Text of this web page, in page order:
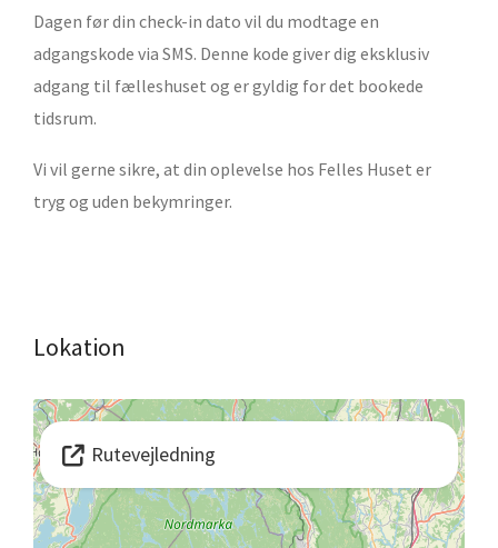
Dagen før din check-in dato vil du modtage en
adgangskode via SMS. Denne kode giver dig eksklusiv
adgang til fælleshuset og er gyldig for det bookede
tidsrum.
Vi vil gerne sikre, at din oplevelse hos Felles Huset er
tryg og uden bekymringer.
Lokation
Rutevejledning